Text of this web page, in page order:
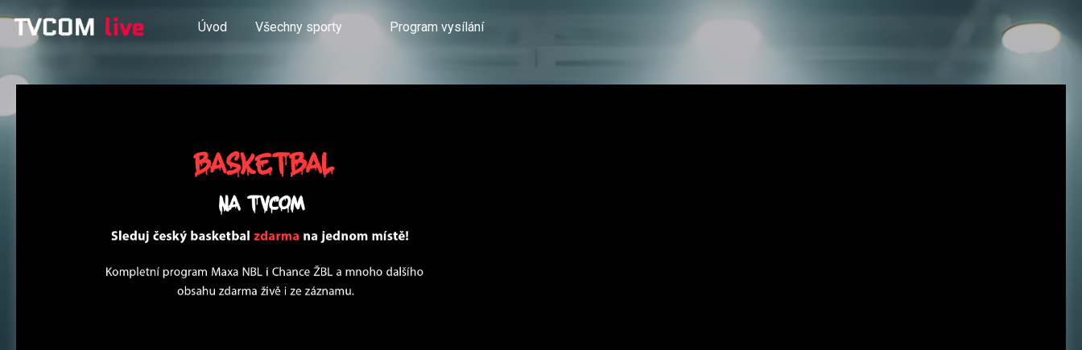
Úvod Všechny sporty Program vysílání